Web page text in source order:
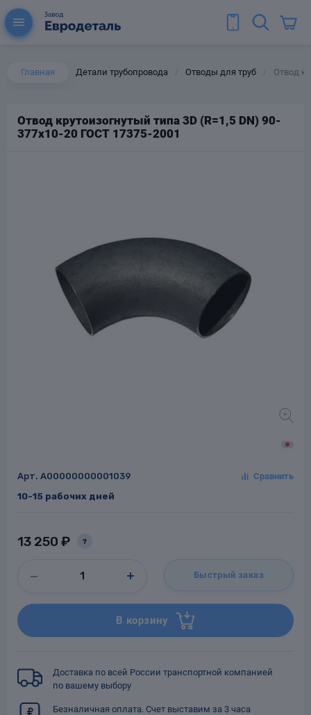
Главная Детали трубопровода Отводы для труб Отвод
Отвод крутоизогнутый типа 3D (R=1,5 DN) 90-
377х10-20 ГОСТ 17375-2001
Арт. A00000000001039
10-15 рабочих дней
13 250 ₽ ?
Быстрый заказ
В корзину
Доставка по всей России транспортной компанией
по вашему выбору
Безналичная оплата. Счет выставим за 3 часа
для труб
стальные
Фильтры для
трубопроводов